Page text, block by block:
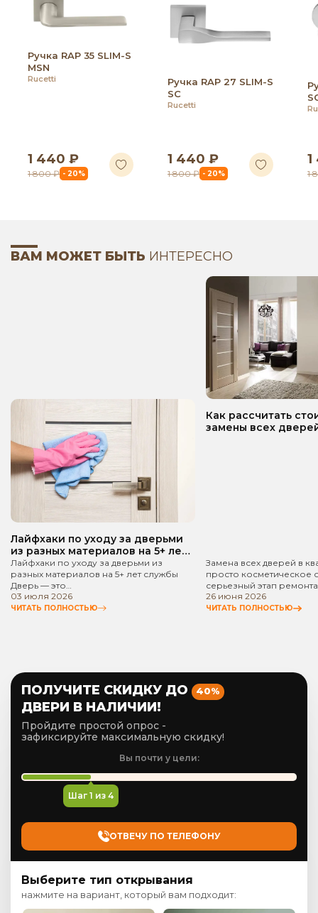
Ручка RAP 35 SLIM-S
MSN
Rucetti
1 440 ₽
1 800 ₽ - 20%
Ручка RAP 27 SLIM-S
SC
Rucetti
1 440 ₽
1 800 ₽ - 20% 1
ВАМ МОЖЕТ БЫТЬ ИНТЕРЕСНО
Лайфхаки по уходу за дверьми
из разных материалов на 5+ лет
службы
Лайфхаки по уходу за дверьми из
разных материалов на 5+ лет службы
Дверь — это…
03 июля 2026
ЧИТАТЬ ПОЛНОСТЬЮ
Как рассчитать
замены всех
Замена всех дверей в
просто косметическое
серьезный этап
26 июня 2026
ЧИТАТЬ ПОЛНОСТЬЮ
ПОЛУЧИТЕ СКИДКУ ДО 40%
ДВЕРИ В НАЛИЧИИ!
Пройдите простой опрос -
зафиксируйте максимальную скидку!
Вы почти у цели:
Шаг 1 из 4
ОТВЕЧУ ПО ТЕЛЕФОНУ
Выберите тип открывания
нажмите на вариант, который вам подходит: